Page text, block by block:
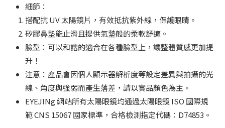
細節：
搭配抗 UV 太陽鏡片，有效抵抗紫外線，保護眼睛。
矽膠鼻墊能止滑且提供氣墊般的柔軟舒適。
臉型：可以和諧的適合在各種臉型上，讓整體質感更加提
升！
注意：產品會因個人顯示器解析度等設定差異與拍攝的光
線、角度與強弱而產生落差，請以實品顏色為主。
EYEJINg 網站所有太陽眼鏡均通過太陽眼鏡 ISO 國際規
範 CNS 15067 國家標準，合格檢測指定代碼：D74853。